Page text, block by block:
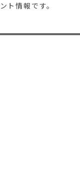
ト情報です。